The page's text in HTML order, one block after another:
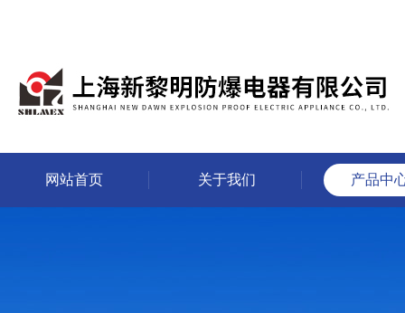
网站首页 关于我们 产品中